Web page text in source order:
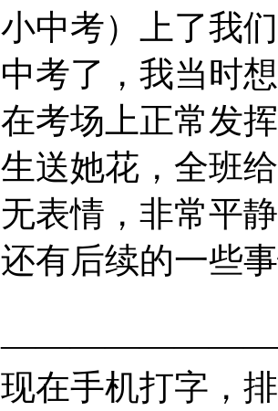
小中考）上了我
中考了，我当时
在考场上正常发
生送她花，全班
无表情，非常平
还有后续的一些
现在手机打字，